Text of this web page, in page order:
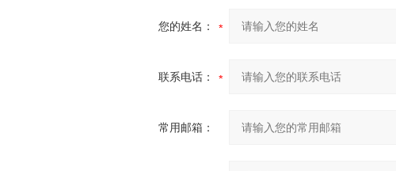
您的姓名：
联系电话：
常用邮箱：